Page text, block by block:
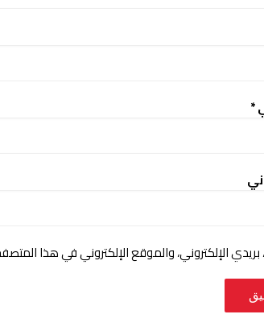
*
الإلكتروني، والموقع الإلكتروني في هذا